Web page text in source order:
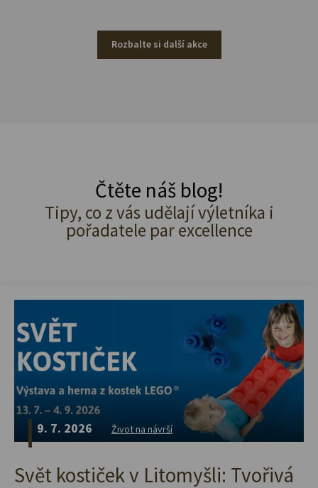
Rozbalte si další akce
Čtěte náš blog!
Tipy, co z vás udělají výletníka i
pořadatele par excellence
9. 7. 2026 Život na návrší
Svět kostiček v Litomyšli: Tvořivá